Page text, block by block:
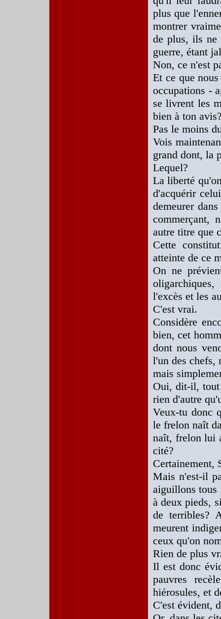
plus que
montrer
de plus, ils ne
guerre, étant
Non, ce n'est
Et ce que
occupations -
se livrent les
bien à ton
Pas le moins
Vois
grand dont, la
Lequel?
La liberté
d'acquérir
demeurer
commerçant,
autre titre que
Cette
atteinte de ce
On ne
l'excès et les
C'est vrai.
Considère
bien, cet
dont nous
l'un des chefs,
mais
Oui, dit-il, tout
rien d'autre
Veux-tu donc
le frelon naît
naît, frelon lui
cité?
Certainement,
Mais n'est-il
aiguillons tous
à deux pieds,
de terribles?
meurent
ceux qu'on
Rien de plus
Il est donc
pauvres
hiérosules, et
C'est évident,